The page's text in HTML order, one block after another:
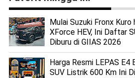
Mulai Suzuki Fronx
XForce HEV, Ini Daftar
Diburu di GIIAS 2026
Harga Resmi LEPAS E4
SUV Listrik 600 Km Ini